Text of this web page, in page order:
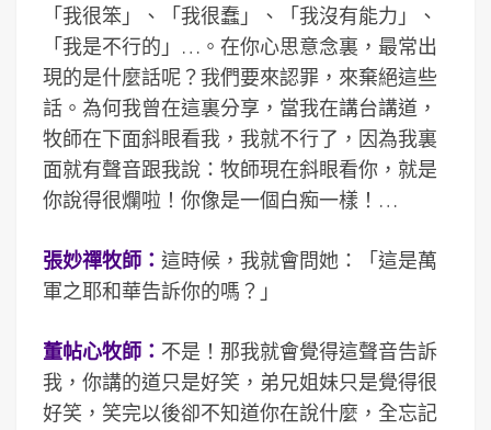
「我很笨」、「我很蠢」、「我沒有能力」、
「我是不行的」…。在你心思意念裏，最常出
現的是什麼話呢？我們要來認罪，來棄絕這些
話。為何我曾在這裏分享，當我在講台講道，
牧師在下面斜眼看我，我就不行了，因為我裏
面就有聲音跟我說：牧師現在斜眼看你，就是
你說得很爛啦！你像是一個白痴一樣！…
張妙禪牧師： 這時候，我就會問她：「這是萬
軍之耶和華告訴你的嗎？」
董帖心牧師： 不是！那我就會覺得這聲音告訴
我，你講的道只是好笑，弟兄姐妹只是覺得很
好笑，笑完以後卻不知道你在說什麼，全忘記